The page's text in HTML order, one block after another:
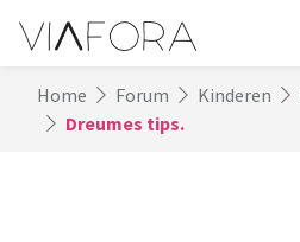
Home Forum Kinderen
Dreumes tips.